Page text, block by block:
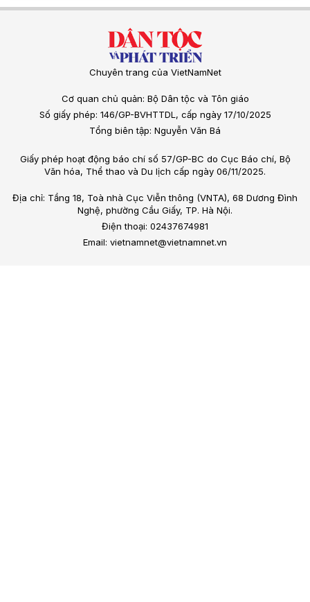
Chuyên trang của VietNamNet
Cơ quan chủ quản: Bộ Dân tộc và Tôn giáo
Số giấy phép: 146/GP-BVHTTDL, cấp ngày 17/10/2025
Tổng biên tập: Nguyễn Văn Bá
Giấy phép hoạt động báo chí số 57/GP-BC do Cục Báo chí, Bộ
Văn hóa, Thể thao và Du lịch cấp ngày 06/11/2025.
Địa chỉ: Tầng 18, Toà nhà Cục Viễn thông (VNTA), 68 Dương Đình
Nghệ, phường Cầu Giấy, TP. Hà Nội.
Điện thoại: 02437674981
Email: vietnamnet@vietnamnet.vn